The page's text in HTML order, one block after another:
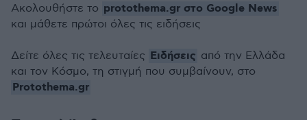
Ακολουθήστε το protothema.gr στο Google News
και μάθετε πρώτοι όλες τις ειδήσεις
Δείτε όλες τις τελευταίες Ειδήσεις από την Ελλάδα
και τον Κόσμο, τη στιγμή που συμβαίνουν, στο
Protothema.gr